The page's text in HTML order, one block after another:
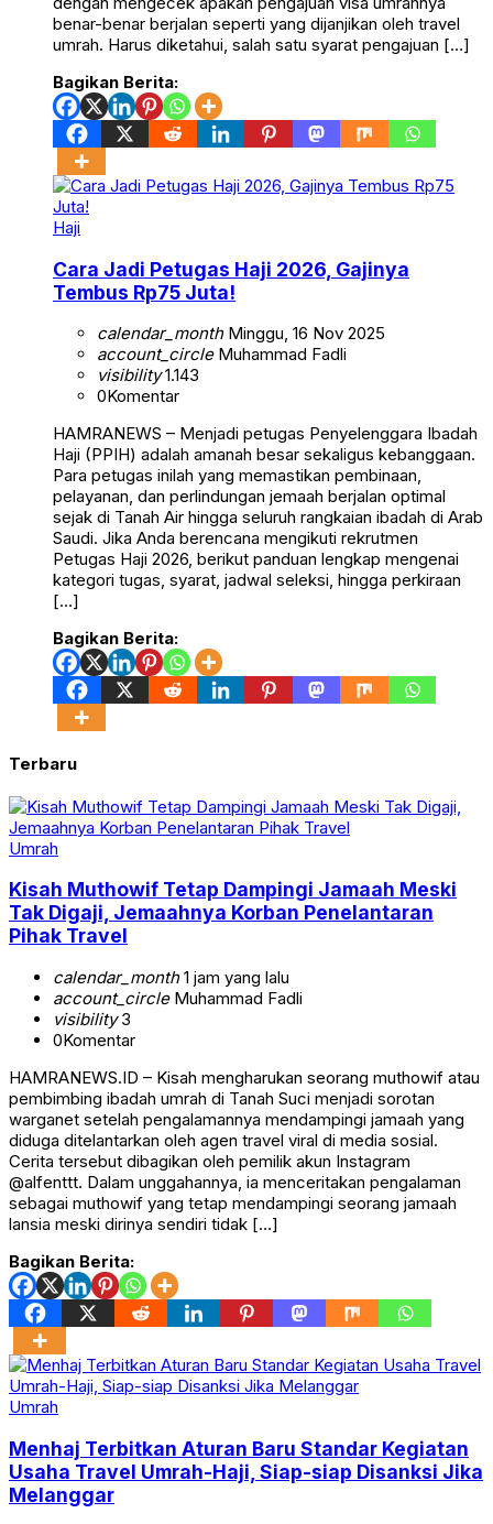
benar-benar berjalan seperti yang dijanjikan oleh travel
umrah. Harus diketahui, salah satu syarat pengajuan […]
Bagikan Berita:
Haji
Cara Jadi Petugas Haji 2026, Gajinya
Tembus Rp75 Juta!
calendar_monthMinggu, 16 Nov 2025
account_circleMuhammad Fadli
visibility1.143
0Komentar
HAMRANEWS – Menjadi petugas Penyelenggara Ibadah
Haji (PPIH) adalah amanah besar sekaligus kebanggaan.
Para petugas inilah yang memastikan pembinaan,
pelayanan, dan perlindungan jemaah berjalan optimal
sejak di Tanah Air hingga seluruh rangkaian ibadah di Arab
Saudi. Jika Anda berencana mengikuti rekrutmen
Petugas Haji 2026, berikut panduan lengkap mengenai
kategori tugas, syarat, jadwal seleksi, hingga perkiraan
[…]
Bagikan Berita:
Terbaru
Umrah
Kisah Muthowif Tetap Dampingi Jamaah Meski
Tak Digaji, Jemaahnya Korban Penelantaran
Pihak Travel
calendar_month1 jam yang lalu
account_circleMuhammad Fadli
visibility3
0Komentar
HAMRANEWS.ID – Kisah mengharukan seorang muthowif atau
pembimbing ibadah umrah di Tanah Suci menjadi sorotan
warganet setelah pengalamannya mendampingi jamaah yang
diduga ditelantarkan oleh agen travel viral di media sosial.
Cerita tersebut dibagikan oleh pemilik akun Instagram
@alfenttt. Dalam unggahannya, ia menceritakan pengalaman
sebagai muthowif yang tetap mendampingi seorang jamaah
lansia meski dirinya sendiri tidak […]
Bagikan Berita:
Umrah
Menhaj Terbitkan Aturan Baru Standar Kegiatan
Usaha Travel Umrah-Haji, Siap-siap Disanksi Jika
Melanggar